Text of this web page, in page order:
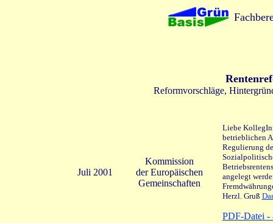
Reformvorschläge,
Juli 2001
Kommission
der Europäischen
Gemeinschaften
Liebe
betrieblichen
Regulierung
angelegt
Herzl. Gruß
PDF-Datei -